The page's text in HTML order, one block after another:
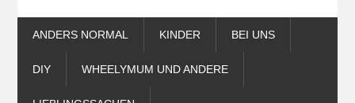
ANDERS NORMAL KINDER BEI UNS
DIY WHEELYMUM UND ANDERE